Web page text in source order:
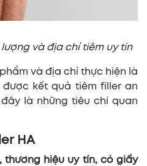
và địa chỉ tiêm uy tín
và địa chỉ thực hiện là
kết quả tiêm filler an
là những tiêu chí quan
HA
thương hiệu uy tín, có giấy